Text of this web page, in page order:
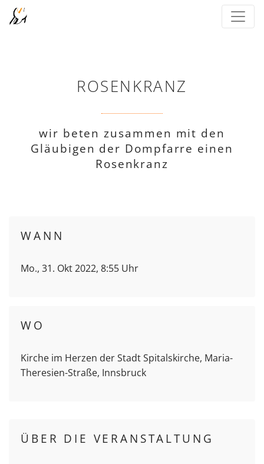
ROSENKRANZ
wir beten zusammen mit den
Gläubigen der Dompfarre einen
Rosenkranz
WANN
Mo., 31. Okt 2022, 8:55 Uhr
WO
Kirche im Herzen der Stadt Spitalskirche, Maria-
Theresien-Straße, Innsbruck
ÜBER DIE VERANSTALTUNG